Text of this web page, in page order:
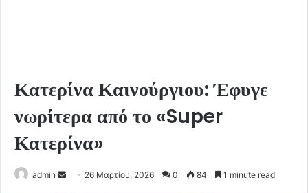
Κατερίνα Καινούργιου: Έφυγε
νωρίτερα από το «Super
Κατερίνα»
admin
Send 26 Μαρτίου, 2026 0 84 1 minute read